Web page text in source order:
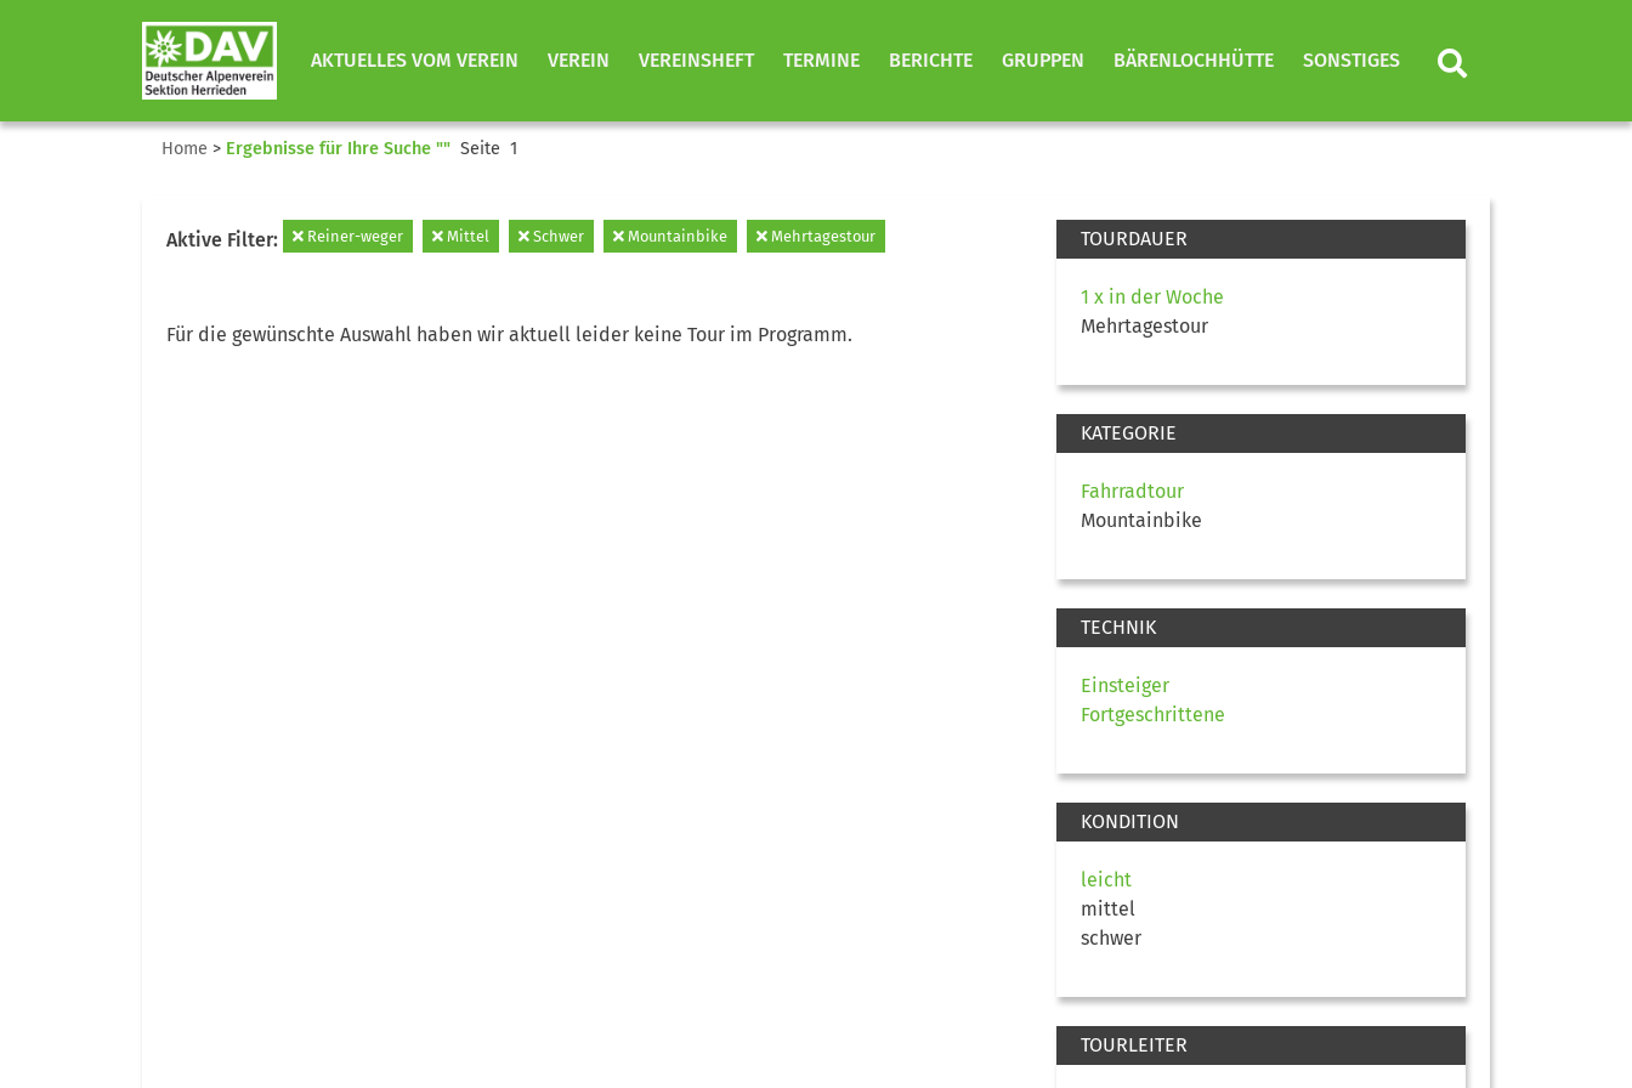
AKTUELLES VOM VEREIN VEREIN VEREINSHEFT TERMINE BERICHTE GRUPPEN BÄRENLOCHHÜTTE SONSTIGES
Home > Ergebnisse für Ihre Suche "" Seite 1
Aktive Filter: Reiner-weger Mittel Schwer Mountainbike Mehrtagestour
Für die gewünschte Auswahl haben wir aktuell leider keine Tour im Programm.
TOURDAUER
1 x in der Woche
Mehrtagestour
KATEGORIE
Fahrradtour
Mountainbike
TECHNIK
Einsteiger
Fortgeschrittene
KONDITION
leicht
mittel
schwer
TOURLEITER